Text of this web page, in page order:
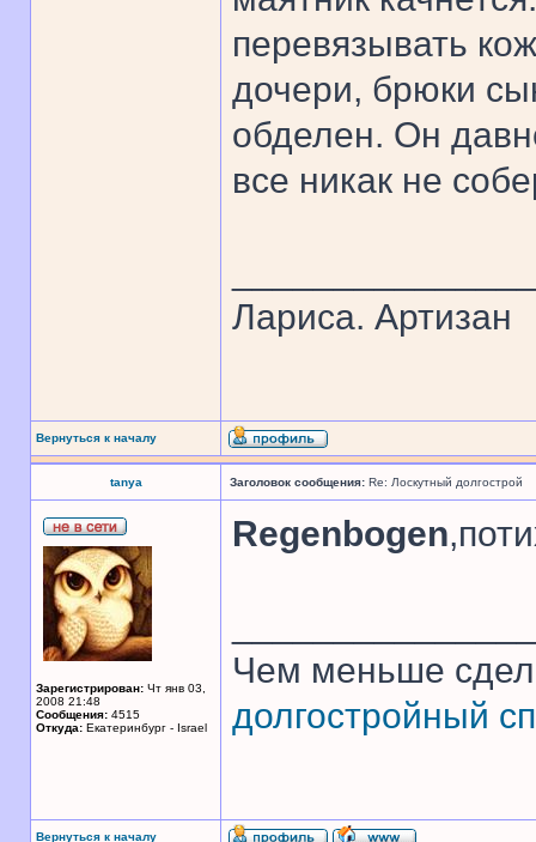
перевязывать
дочери, брюки
обделен. Он
все никак не
Лариса. Артизан
Вернуться к началу
tanya Заголовок сообщения: Re: Лоскутный долгострой
Зарегистрирован: Чт янв 03,
2008 21:48
Сообщения: 4515
Откуда: Екатеринбург - Israel
Regenbogen
Чем меньше
долгостройный
Вернуться к началу